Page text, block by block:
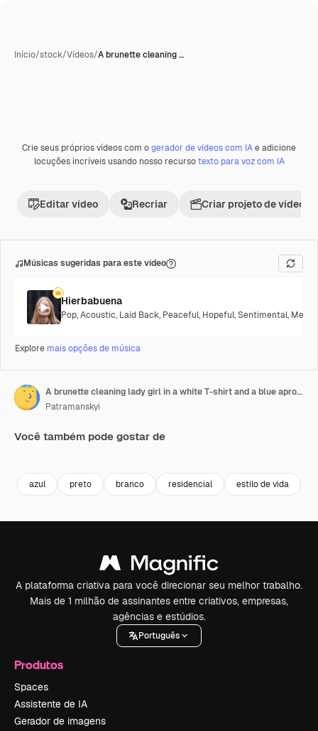
Início/stock/Vídeos/A brunette cleaning …
Premium
Crie seus próprios vídeos com ogerador de vídeos com IAe adicione
locuções incríveis usando nosso recursotexto para voz com IA
Editar vídeo Recriar Criar projeto de vídeo
Músicas sugeridas para este vídeo
Hierbabuena
Pop,Acoustic, Laid Back, Peaceful, Hopeful,Sentimental,
Explore mais opções de música
A brunette cleaning lady girl in a white T-shirt and a blue apron uses detergent and a rag to wash a black electronic stove in the kitchen in a modern apartment on a cleaning call
Patramanskyi
Você também pode gostar de
azul preto branco residencial estilo de vida
A plataforma criativa para você direcionar seu melhor trabalho.
Mais de 1 milhão de assinantes entre criativos, empresas,
agências e estúdios.
Português
Produtos
Spaces
Assistente de IA
Gerador de imagens